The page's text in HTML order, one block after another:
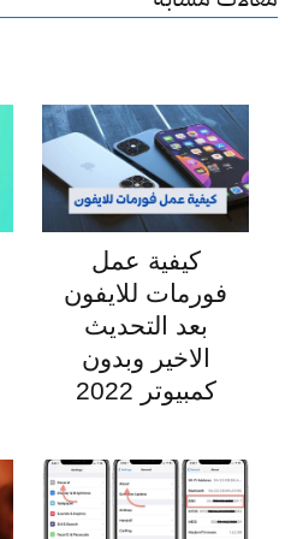
كيفية عمل
فورمات للايفون
بعد التحديث
الاخير وبدون
كمبيوتر 2022